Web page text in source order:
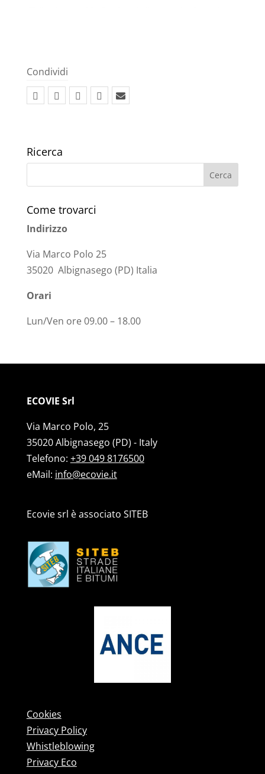
Condividi
Ricerca
Come trovarci
Indirizzo
Via Marco Polo 25
35020 Albignasego (PD) Italia
Orari
Lun/Ven ore 09.00 – 18.00
ECOVIE Srl
Via Marco Polo, 25
35020 Albignasego (PD) - Italy
Telefono: +39 049 8176500
eMail: info@ecovie.it
Ecovie srl è associato SITEB
Cookies
Privacy Policy
Whistleblowing
Privacy Eco